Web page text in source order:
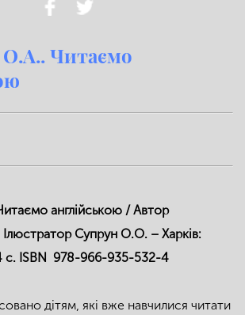
О.А.. Читаємо
англійською / Автор
Супрун О.О. – Харків:
с. ISBN 978-966-935-532-4
дітям, які вже навчилися читати